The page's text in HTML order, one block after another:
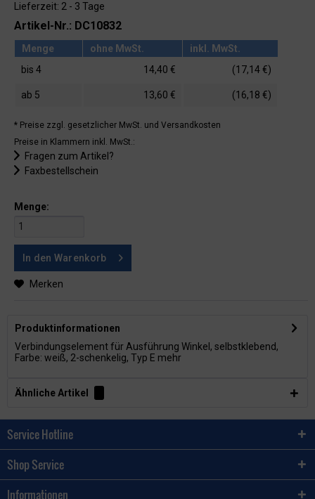
Lieferzeit: 2 - 3 Tage
Artikel-Nr.: DC10832
Menge ohne MwSt.
inkl. MwSt.
bis 4 14,40 € (17,14 €)
ab 5 13,60 € (16,18 €)
* Preise zzgl. gesetzlicher MwSt. und Versandkosten
Preise in Klammern inkl. MwSt.:
Fragen zum Artikel?
Faxbestellschein
Menge:
In den Warenkorb
Merken
Produktinformationen
Verbindungselement für Ausführung Winkel, selbstklebend,
Farbe: weiß, 2-schenkelig, Typ E mehr
Ähnliche Artikel
Service Hotline
Shop Service
Informationen